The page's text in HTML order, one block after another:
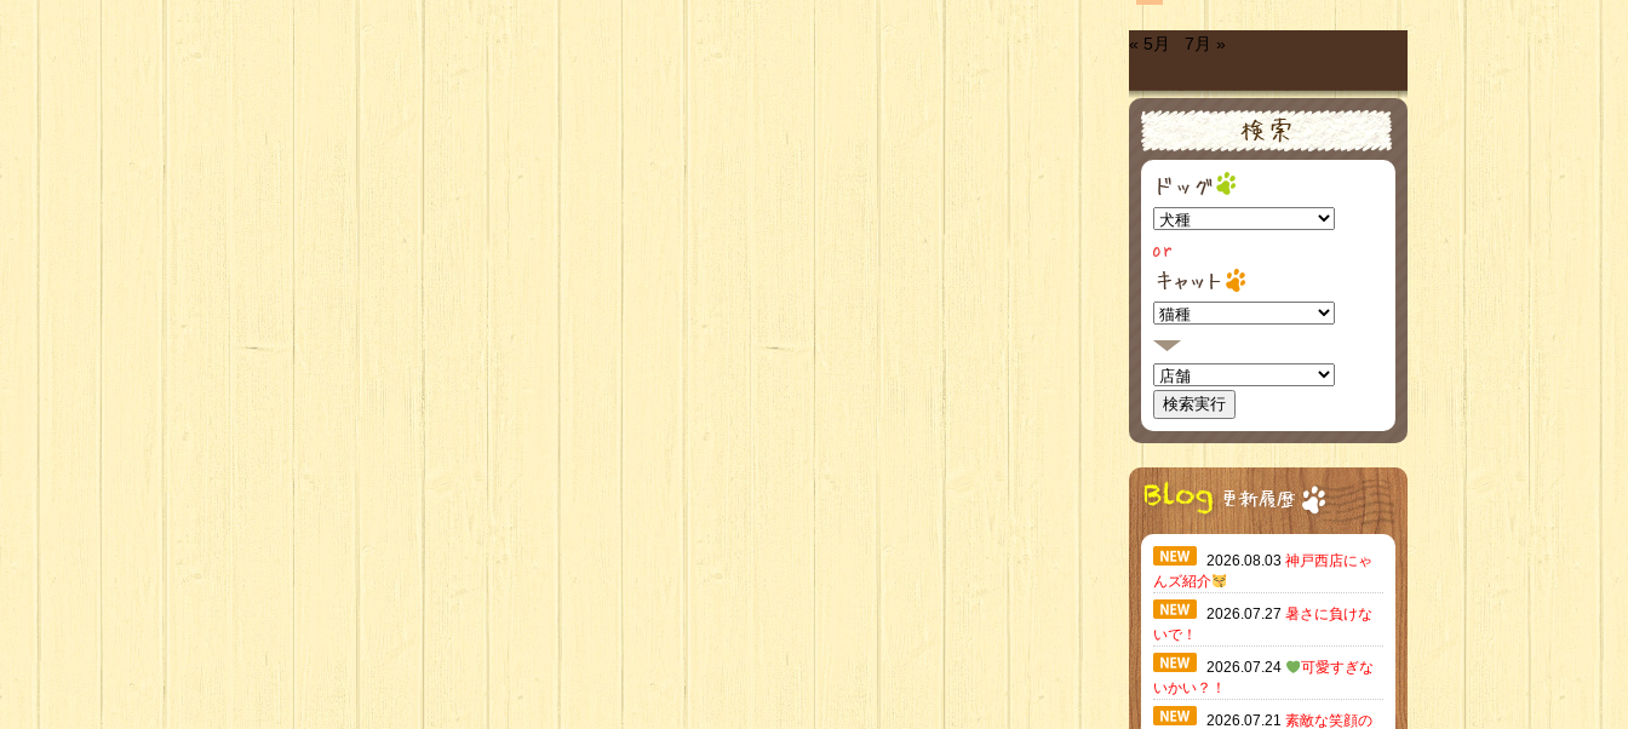
« 5月 7月 »
2026.08.03 神戸西店にゃ
んズ紹介
2026.07.27 暑さに負けな
いで！
2026.07.24
可愛すぎな
いかい？！
2026.07.21 素敵な笑顔の